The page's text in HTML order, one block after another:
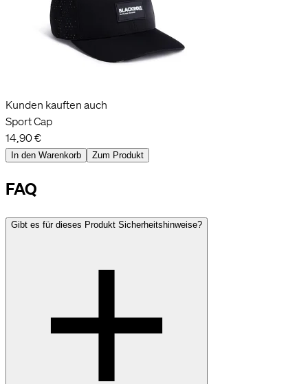
Kunden kauften auch
Sport Cap
14,90 €
In den Warenkorb Zum Produkt
FAQ
Gibt es für dieses Produkt Sicherheitshinweise?